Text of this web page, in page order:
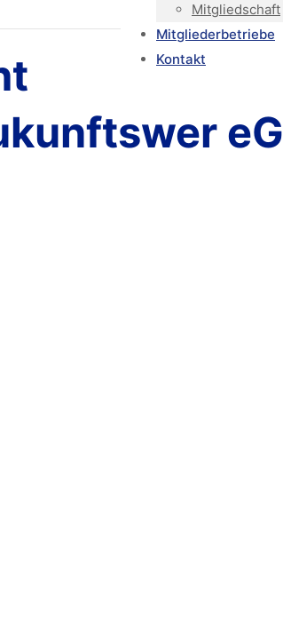
Mitgliedschaft
Mitgliederbetriebe
Kontakt
eG